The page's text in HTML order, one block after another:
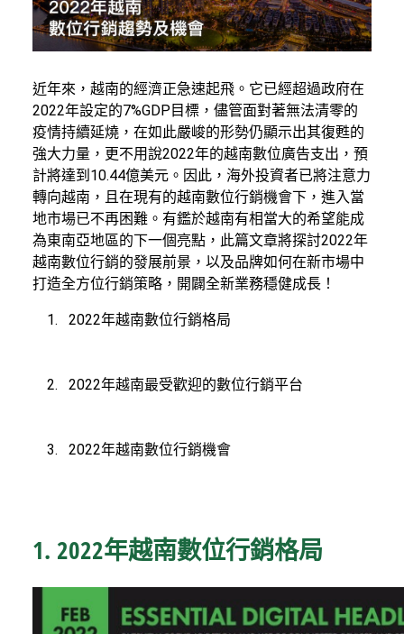
近年來，越南的經濟正急速起飛。它已經超過政府在
2022年設定的7%GDP目標，儘管面對著無法清零的
疫情持續延燒，在如此嚴峻的形勢仍顯示出其復甦的
強大力量，更不用說2022年的越南數位廣告支出，預
計將達到10.44億美元。因此，海外投資者已將注意力
轉向越南，且在現有的越南數位行銷機會下，進入當
地市場已不再困難。有鑑於越南有相當大的希望能成
為東南亞地區的下一個亮點，此篇文章將探討2022年
越南數位行銷的發展前景，以及品牌如何在新市場中
打造全方位行銷策略，開闢全新業務穩健成長！
2022年越南數位行銷格局
2022年越南最受歡迎的數位行銷平台
2022年越南數位行銷機會
1. 2022年越南數位行銷格局